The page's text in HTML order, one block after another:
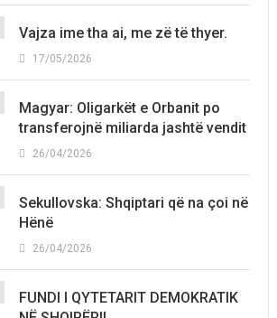
Vajza ime tha ai, me zë të thyer.
17/05/2026
Magyar: Oligarkët e Orbanit po
transferojnë miliarda jashtë vendit
26/04/2026
Sekullovska: Shqiptari që na çoi në
Hënë
26/04/2026
FUNDI I QYTETARIT DEMOKRATIK